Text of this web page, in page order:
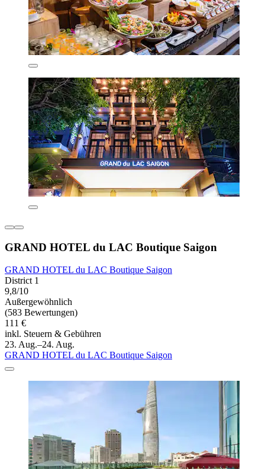
GRAND HOTEL du LAC Boutique Saigon
GRAND HOTEL du LAC Boutique Saigon
District 1
9,8/10
Außergewöhnlich
(583 Bewertungen)
111 €
inkl. Steuern & Gebühren
23. Aug.–24. Aug.
GRAND HOTEL du LAC Boutique Saigon